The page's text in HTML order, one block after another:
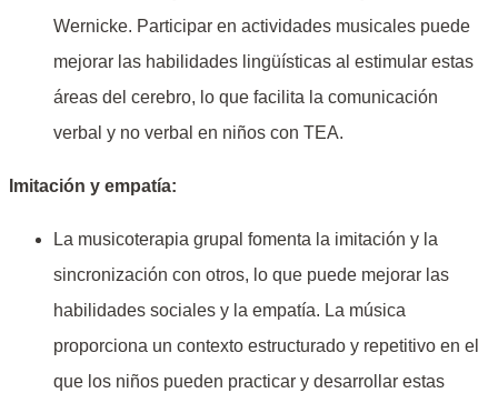
Wernicke. Participar en actividades musicales puede
mejorar las habilidades lingüísticas al estimular estas
áreas del cerebro, lo que facilita la comunicación
verbal y no verbal en niños con TEA.
Imitación y empatía:
La musicoterapia grupal fomenta la imitación y la
sincronización con otros, lo que puede mejorar las
habilidades sociales y la empatía. La música
proporciona un contexto estructurado y repetitivo en el
que los niños pueden practicar y desarrollar estas